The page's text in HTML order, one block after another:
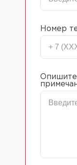
Номер
Опишите